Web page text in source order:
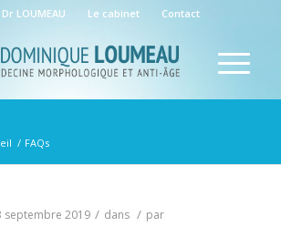
Dr LOUMEAU Le cabinet Contact
/ FAQs
septembre 2019 / dans / par